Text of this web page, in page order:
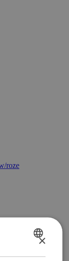
roze
×